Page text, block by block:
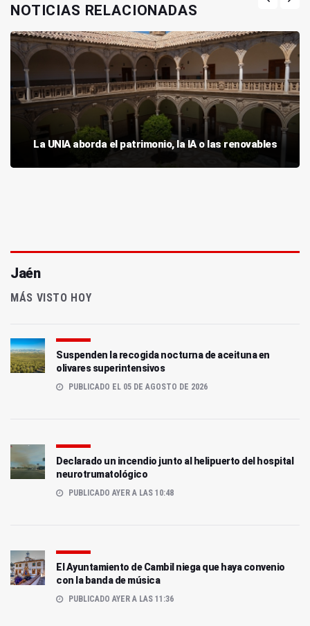
NOTICIAS RELACIONADAS
La UNIA aborda el patrimonio, la IA o las renovables
Jaén
MÁS VISTO HOY
Suspenden la recogida nocturna de aceituna en
olivares superintensivos
PUBLICADO EL 05 DE AGOSTO DE 2026
Declarado un incendio junto al helipuerto del hospital
neurotrumatológico
PUBLICADO AYER A LAS 10:48
El Ayuntamiento de Cambil niega que haya convenio
con la banda de música
PUBLICADO AYER A LAS 11:36